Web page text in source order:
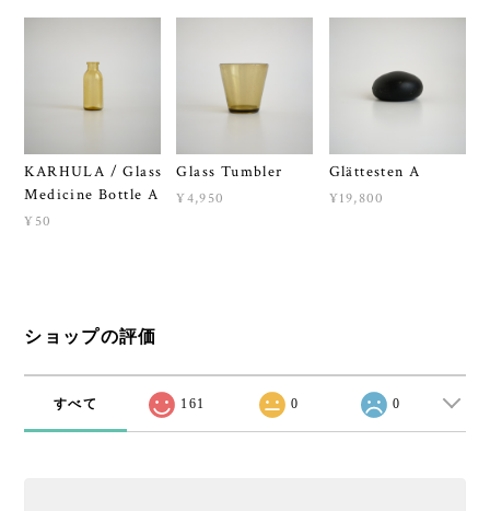
KARHULA / Glass
Medicine Bottle A
¥50
Glass Tumbler
¥4,950
Glättesten A
¥19,800
ショップの評価
すべて 161 0 0